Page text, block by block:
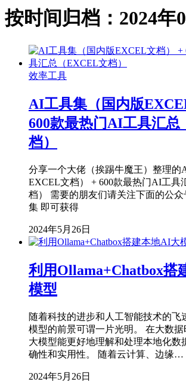
按时间归档：2024年
效率工具
AI工具集（国内版
600款最热门AI工具汇总
档）
分享一个大佬（挨踢牛魔王）整理的
EXCEL文档） + 600款最热门AI工具
档） 需要的朋友们请关注下面的公
集 即可获得
2024年5月26日
利用Ollama+Chatbox搭
模型
随着科技的进步和人工智能技术的飞
模型的前景可谓一片光明。 在大数
大模型能更好地理解和处理本地化数
确性和实用性。 随着云计算、边缘…
2024年5月26日